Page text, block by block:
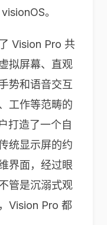
。
Vision Pro 共
拟屏幕、直观
势和语音交互
工作等范畴的
打造了一个自
统显示屏的约
界面，经过眼
管是沉溺式观
Vision Pro 都